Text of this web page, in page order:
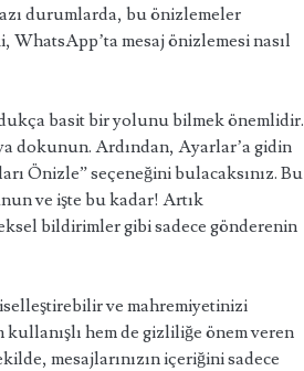
durumlarda, bu önizlemeler
mesaj önizlemesi nasıl
basit bir yolunu bilmek önemlidir.
dokunun. Ardından, Ayarlar’a gidin
Önizle” seçeneğini bulacaksınız. Bu
ve işte bu kadar! Artık
bildirimler gibi sadece gönderenin
ve mahremiyetinizi
hem de gizliliğe önem veren
mesajlarınızın içeriğini sadece